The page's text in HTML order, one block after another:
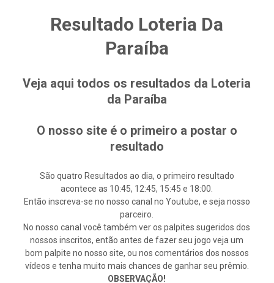
Resultado Loteria Da
Paraíba
Veja aqui todos os resultados da Loteria
da Paraíba
O nosso site é o primeiro a postar o
resultado
São quatro Resultados ao dia, o primeiro resultado
acontece as 10:45, 12:45, 15:45 e 18:00.
Então inscreva-se no nosso canal no Youtube, e seja nosso
parceiro.
No nosso canal você também ver os palpites sugeridos dos
nossos inscritos, então antes de fazer seu jogo veja um
bom palpite no nosso site, ou nos comentários dos nossos
vídeos e tenha muito mais chances de ganhar seu prêmio.
OBSERVAÇÃO!